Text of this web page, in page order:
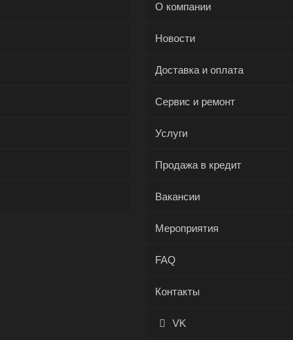
О компании
Новости
Доставка и оплата
Сервис и ремонт
Услуги
Продажа в кредит
Вакансии
Мероприятия
FAQ
Контакты
VK